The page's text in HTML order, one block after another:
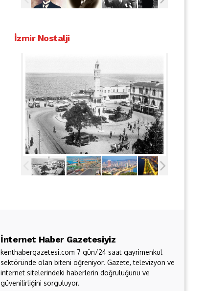
İzmir Nostalji
İnternet Haber Gazetesiyiz
kenthabergazetesi.com 7 gün/24 saat gayrimenkul
sektöründe olan biteni öğreniyor. Gazete, televizyon ve
internet sitelerindeki haberlerin doğruluğunu ve
güvenilirliğini sorguluyor.